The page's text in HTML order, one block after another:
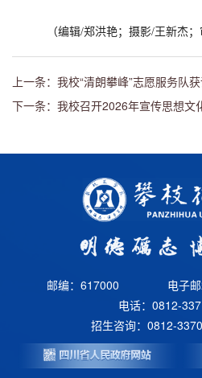
（编辑/郑洪艳；摄影/王新杰；
上一条：我校“清朗攀峰”志愿服务队
下一条：我校召开2026年宣传思想文
邮编：617000
电子
电话：0812-
招生咨询：0812-